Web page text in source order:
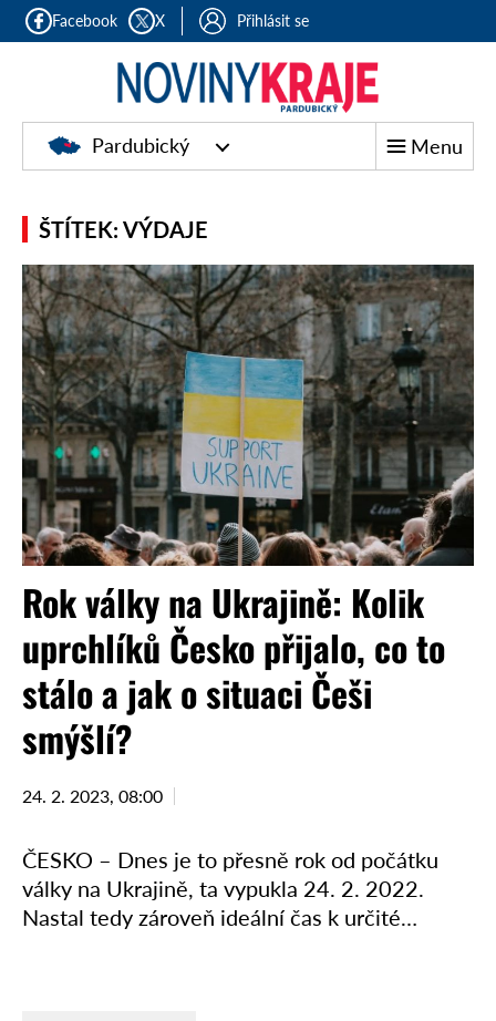
Facebook X Přihlásit se
Pardubický Menu
ŠTÍTEK: VÝDAJE
Rok války na Ukrajině: Kolik
uprchlíků Česko přijalo, co to
stálo a jak o situaci Češi
smýšlí?
24. 2. 2023, 08:00
ČESKO – Dnes je to přesně rok od počátku
války na Ukrajině, ta vypukla 24. 2. 2022.
Nastal tedy zároveň ideální čas k určité